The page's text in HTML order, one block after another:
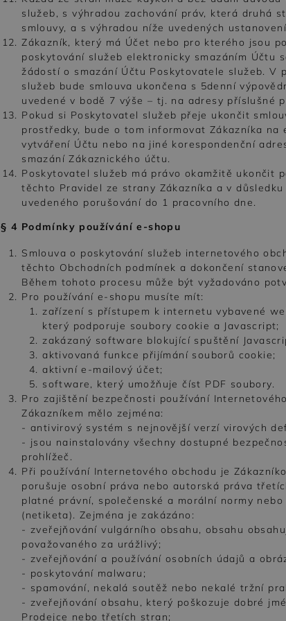
služeb, s výhradou zachování práv, která druhá
smlouvy, a s výhradou níže uvedených
Zákazník, který má Účet nebo pro kterého jsou
poskytování služeb elektronicky smazáním Účtu
žádostí o smazání Účtu Poskytovatele služeb. V
služeb bude smlouva ukončena s 5denní
uvedené v bodě 7 výše – tj. na adresy příslušné
Pokud si Poskytovatel služeb přeje ukončit
prostředky, bude o tom informovat Zákazníka na
vytváření Účtu nebo na jiné korespondenční
smazání Zákaznického účtu.
Poskytovatel služeb má právo okamžitě ukončit
těchto Pravidel ze strany Zákazníka a v
uvedeného porušování do 1 pracovního dne.
§ 4 Podmínky používání e-shopu
Smlouva o poskytování služeb internetového
těchto Obchodních podmínek a dokončení
Během tohoto procesu může být vyžadováno
Pro používání e-shopu musíte mít:
zařízení s přístupem k internetu vybavené
který podporuje soubory cookie a Javascript;
zakázaný software blokující spuštění
aktivovaná funkce přijímání souborů cookie;
aktivní e-mailový účet;
software, který umožňuje číst PDF soubory.
Pro zajištění bezpečnosti používání
Zákazníkem mělo zejména:
- antivirový systém s nejnovější verzí virových
- jsou nainstalovány všechny dostupné
prohlížeč.
Při používání Internetového obchodu je
porušuje osobní práva nebo autorská práva
platné právní, společenské a morální normy
(netiketa). Zejména je zakázáno:
- zveřejňování vulgárního obsahu, obsahu
považovaného za urážlivý;
- zveřejňování a používání osobních údajů a
- poskytování malwaru;
- spamování, nekalá soutěž nebo nekalé tržní
- zveřejňování obsahu, který poškozuje dobré
Prodejce nebo třetích stran;